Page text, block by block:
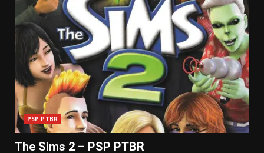
PSP PTBR
The Sims 2 – PSP PTBR